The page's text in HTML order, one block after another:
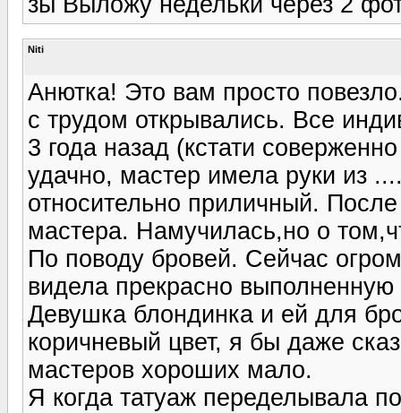
Niti
Анютка! Это вам просто
с трудом открывались. Все
3 года назад (кстати
удачно, мастер имела руки из
относительно приличный.
мастера. Намучилась,но о
По поводу бровей. Сейчас
видела прекрасно выполненную
Девушка блондинка и ей для
коричневый цвет, я бы даже
мастеров хороших мало.
Я когда татуаж переделывала